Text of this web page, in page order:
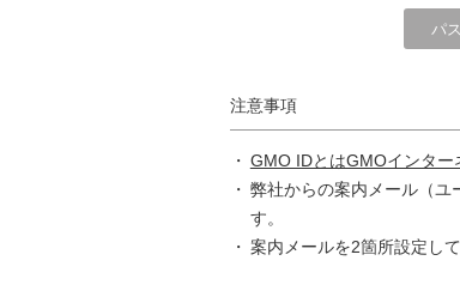
注意事項
GMO IDとはGMOインター
弊社からの案内メール（ユ
す。
案内メールを2箇所設定し